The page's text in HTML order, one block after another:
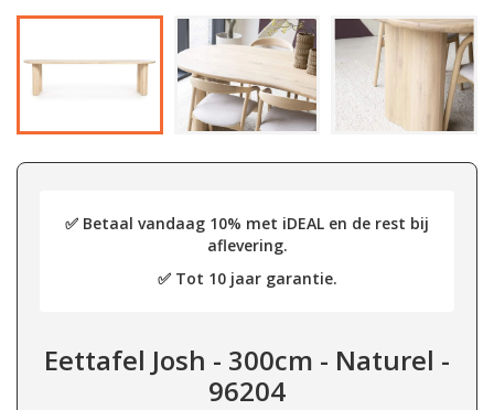
✅ Betaal vandaag 10% met iDEAL en de rest bij
aflevering.
✅ Tot 10 jaar garantie.
Eettafel Josh - 300cm - Naturel -
96204